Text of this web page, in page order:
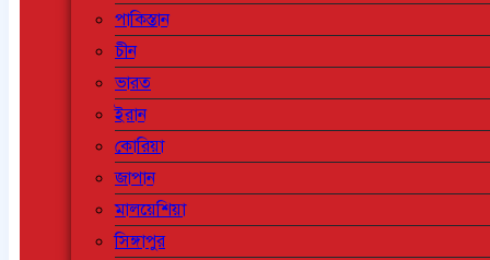
পাকিস্তান
চীন
ভারত
ইরান
কোরিয়া
জাপান
মালয়েশিয়া
সিঙ্গাপুর